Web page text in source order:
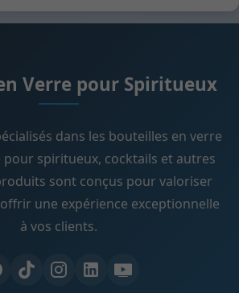
Verre pour Spiritueux
dans les bouteilles en verre
spiritueux, cocktails et autres
sont conçus pour valoriser
une expérience exceptionnelle
à vos clients.